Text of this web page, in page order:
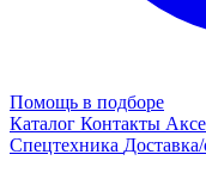
Помощь в подборе
Каталог Контакты
Спецтехника